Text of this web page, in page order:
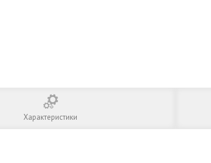
Характеристики